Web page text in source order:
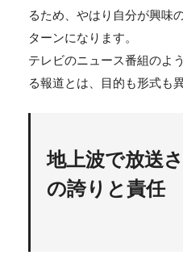
るため、やはり自分が興味
ターンになります。
テレビのニュース番組のよ
る報道とは、目的も形式も
地上波で放送
の誇りと責任